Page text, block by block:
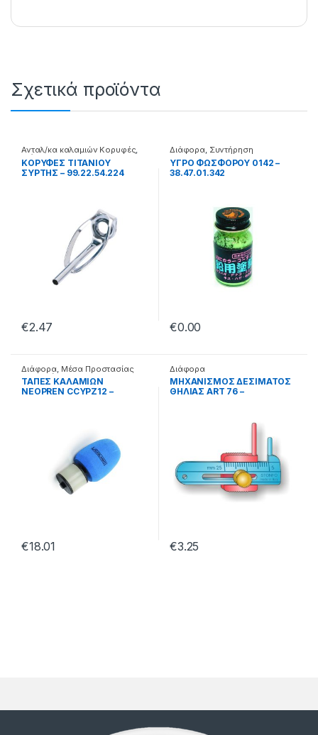
Σχετικά προϊόντα
Ανταλ/κα καλαμιών Κορυφές
Διάφορα
ΚΟΡΥΦΕΣ ΤΙΤΑΝΙΟΥ
ΣΥΡΤΗΣ – 99.22.54.224
€2.47
Διάφορα Συντήρηση
ΥΓΡΟ ΦΩΣΦΟΡΟΥ 0142 –
38.47.01.342
€0.00
Διάφορα Μέσα Προστασίας
Καλαμιών
ΤΑΠΕΣ ΚΑΛΑΜΙΩΝ
NEOPREN CCYPZ12 –
€18.01
Διάφορα
ΜΗΧΑΝΙΣΜΟΣ ΔΕΣΙΜΑΤΟΣ
ΘΗΛΙΑΣ ART 76 –
€3.25